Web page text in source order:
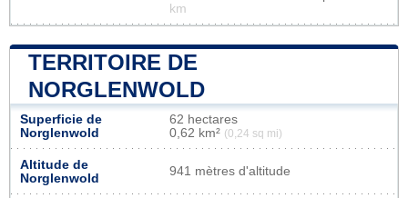
km
TERRITOIRE DE
NORGLENWOLD
Superficie de
Norglenwold
62 hectares
0,62 km² (0,24 sq mi)
Altitude de
Norglenwold
941 mètres d'altitude